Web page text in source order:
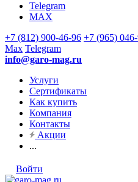
Telegram
MAX
+7 (812) 900-46-96 +7 (965)
Max Telegram
info@garo-mag.ru
Услуги
Сертификаты
Как купить
Компания
Контакты
Акции
...
Войти